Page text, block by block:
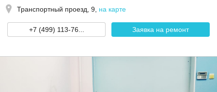
Транспортный проезд, 9 на карте
+7 (499) 113-76... Заявка на ремонт